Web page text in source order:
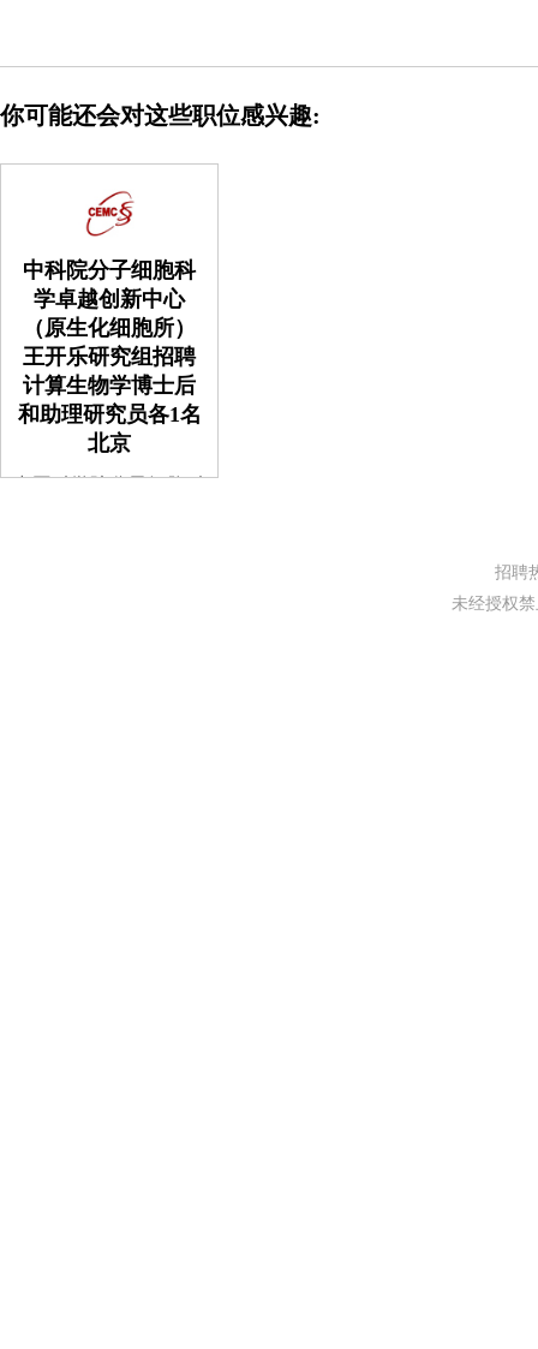
你可能还会对这些职位感兴趣:
中科院分子细胞科
学卓越创新中心
（原生化细胞所）
王开乐研究组招聘
计算生物学博士后
和助理研究员各1名
北京
中国科学院分子细胞科
招聘
未经授权